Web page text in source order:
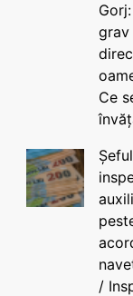
grav
Ce
/